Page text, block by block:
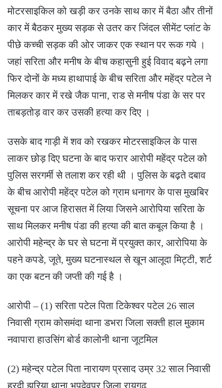
मोटरसाइकिल को खड़ी कर उनके साथ कार में बैठा और तीनों
कार में बैठकर मुख्य सड़क से उतर कर जिंदल सीमेंट प्लांट के
पीछे कच्ची सड़क की ओर जाकर एक स्थान पर रूक गये ।
जहां सरिता और मनीष के बीच कहासुनी हुई विवाद बढ़ने लगा
फिर दोनों के मध्य हाथापाई के बीच सरिता और महेंद्र पटेल ने
मिलकर कार में रखे जैक पाना, राड से मनीष पंडा के सर पर
ताबड़तोड़ वार कर उसकी हत्या कर दिए ।
उसके बाद गाड़ी में शव को रखकर मोटरसाइकिल के पास
लाकर छोड़ दिए घटना के बाद फरार आरोपी महेंद्र पटेल को
पुलिस सरगर्मी से तलाश कर रही थी । पुलिस के बढ़ते दबाव
के बीच आरोपी महेंद्र पटेल को ग्राम धनागर के पास मुखबिर
सूचना पर आज हिरासत में लिया जिसने आरोपिया सरिता के
साथ मिलकर मनीष पंडा की हत्या की बात कबूल किया है ।
आरोपी महेन्द्र के घर से घटना में प्रयुक्त कार, आरोपिया के
पहने कपडे, जूते, मुख्य घटनास्थल से खून आलूदा मिट्टी, शर्ट
का एक बटन की जप्ती की गई है ।
आरोपी – (1) सरिता पटेल पिता टिकेश्वर पटेल 26 साल
निवासी ग्राम कोसमंदा थाना डभरा जिला सक्ती हाल मुकाम
नवापारा हाउसिंग बोर्ड कालोनी थाना जूटमिल
(2) महेन्द्र पटेल पिता नारायण प्रसाद उम्र 32 साल निवासी
हरदी झरिया थाना भूपदेवपुर जिला रायगढ़